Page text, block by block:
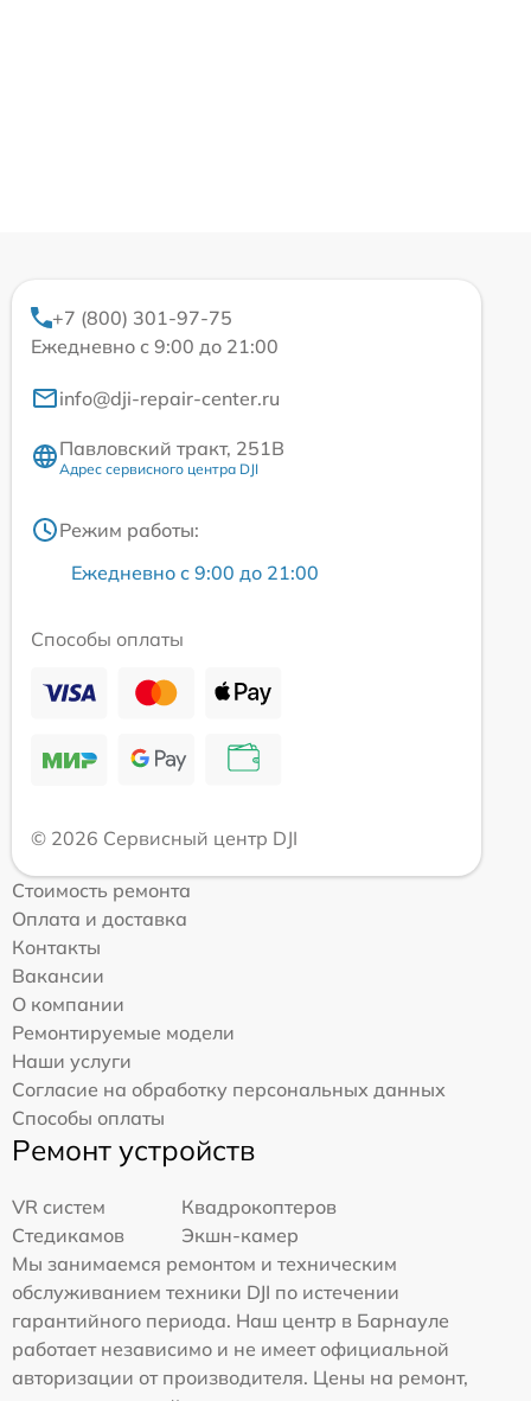
+7 (800) 301-97-75
Ежедневно с 9:00 до 21:00
info@dji-repair-center.ru
Павловский тракт, 251В
Адрес сервисного центра DJI
Режим работы:
Ежедневно с 9:00 до 21:00
Способы оплаты
© 2026 Сервисный центр DJI
Стоимость ремонта
Оплата и доставка
Контакты
Вакансии
О компании
Ремонтируемые модели
Наши услуги
Согласие на обработку персональных данных
Способы оплаты
Ремонт устройств
VR систем
Квадрокоптеров
Стедикамов
Экшн-камер
Мы занимаемся ремонтом и техническим
обслуживанием техники DJI по истечении
гарантийного периода. Наш центр в Барнауле
работает независимо и не имеет официальной
авторизации от производителя. Цены на ремонт,